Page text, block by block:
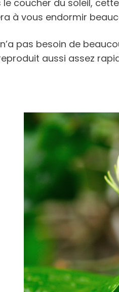
le coucher du soleil,
à vous endormir
pas besoin de
aussi assez